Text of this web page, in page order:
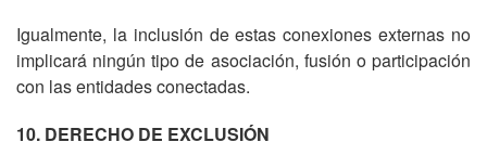
Igualmente, la inclusión de estas conexiones externas no
implicará ningún tipo de asociación, fusión o participación
con las entidades conectadas.
10. DERECHO DE EXCLUSIÓN